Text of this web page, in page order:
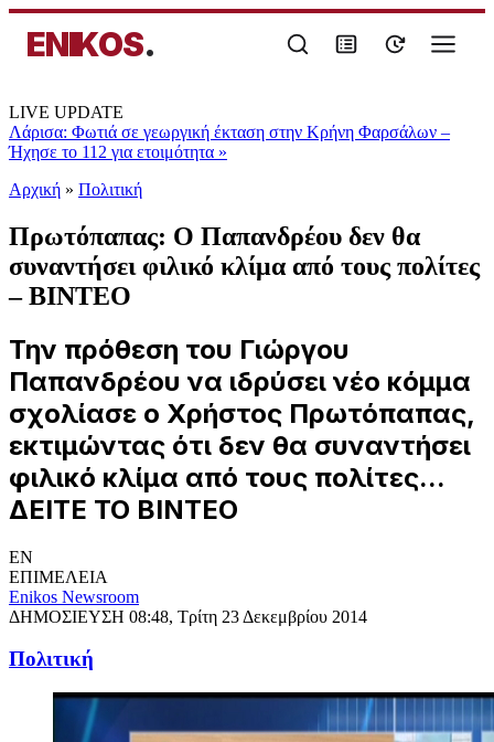
ENIKOS.
LIVE UPDATE
Λάρισα: Φωτιά σε γεωργική έκταση στην Κρήνη Φαρσάλων –
Ήχησε το 112 για ετοιμότητα »
Αρχική » Πολιτική
Πρωτόπαπας: Ο Παπανδρέου δεν θα
συναντήσει φιλικό κλίμα από τους πολίτες
– ΒΙΝΤΕΟ
Την πρόθεση του Γιώργου
Παπανδρέου να ιδρύσει νέο κόμμα
σχολίασε ο Χρήστος Πρωτόπαπας,
εκτιμώντας ότι δεν θα συναντήσει
φιλικό κλίμα από τους πολίτες...
ΔΕΙΤΕ ΤΟ ΒΙΝΤΕΟ
EN
ΕΠΙΜΕΛΕΙΑ
Enikos Newsroom
ΔΗΜΟΣΙΕΥΣΗ 08:48, Τρίτη 23 Δεκεμβρίου 2014
Πολιτική